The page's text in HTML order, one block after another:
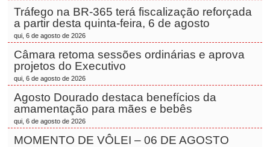
Tráfego na BR-365 terá fiscalização reforçada
a partir desta quinta-feira, 6 de agosto
qui, 6 de agosto de 2026
Câmara retoma sessões ordinárias e aprova
projetos do Executivo
qui, 6 de agosto de 2026
Agosto Dourado destaca benefícios da
amamentação para mães e bebês
qui, 6 de agosto de 2026
MOMENTO DE VÔLEI – 06 DE AGOSTO